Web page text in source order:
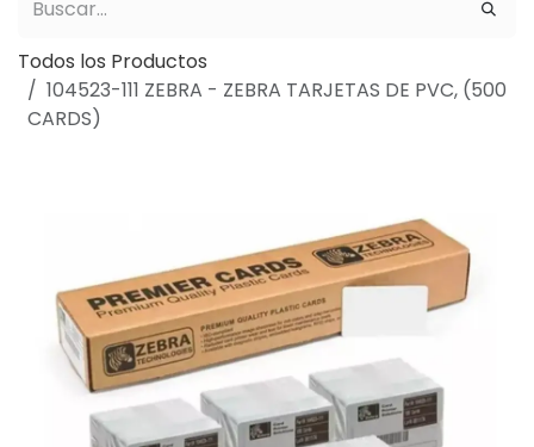
Todos los Productos
104523-111 ZEBRA - ZEBRA TARJETAS DE PVC, (500
CARDS)